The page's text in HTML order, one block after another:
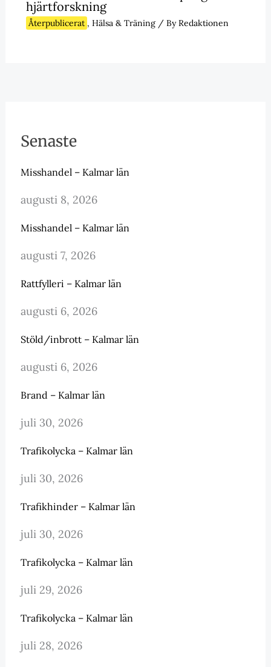
hjärtforskning
Återpublicerat , Hälsa & Träning/ ByRedaktionen
Senaste
Misshandel – Kalmar län
augusti 8, 2026
Misshandel – Kalmar län
augusti 7, 2026
Rattfylleri – Kalmar län
augusti 6, 2026
Stöld/inbrott – Kalmar län
augusti 6, 2026
Brand – Kalmar län
juli 30, 2026
Trafikolycka – Kalmar län
juli 30, 2026
Trafikhinder – Kalmar län
juli 30, 2026
Trafikolycka – Kalmar län
juli 29, 2026
Trafikolycka – Kalmar län
juli 28, 2026